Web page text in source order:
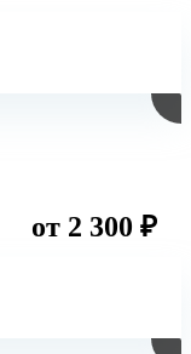
от 2 300 ₽